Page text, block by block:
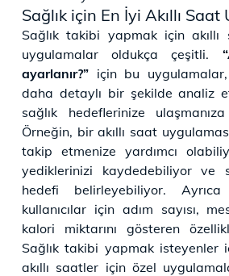
Sağlık için En İyi Akıllı
Sağlık takibi yapmak için akıllı
uygulamalar oldukça çeşitli.
ayarlanır?” için bu
daha detaylı bir şekilde analiz
sağlık hedeflerinize
Örneğin, bir akıllı saat
takip etmenize yardımcı
yediklerinizi kaydedebiliyor ve
hedefi belirleyebiliyor.
kullanıcılar için adım sayısı,
kalori miktarını gösteren
Sağlık takibi yapmak isteyenler
akıllı saatler için özel